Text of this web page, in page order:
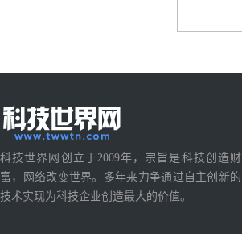
科技世界网创立于2009年，宗旨是科技创造财
富，网络改变世界。多年来力争通过自主创新的
技术实现为科技企业创造最大的价值。